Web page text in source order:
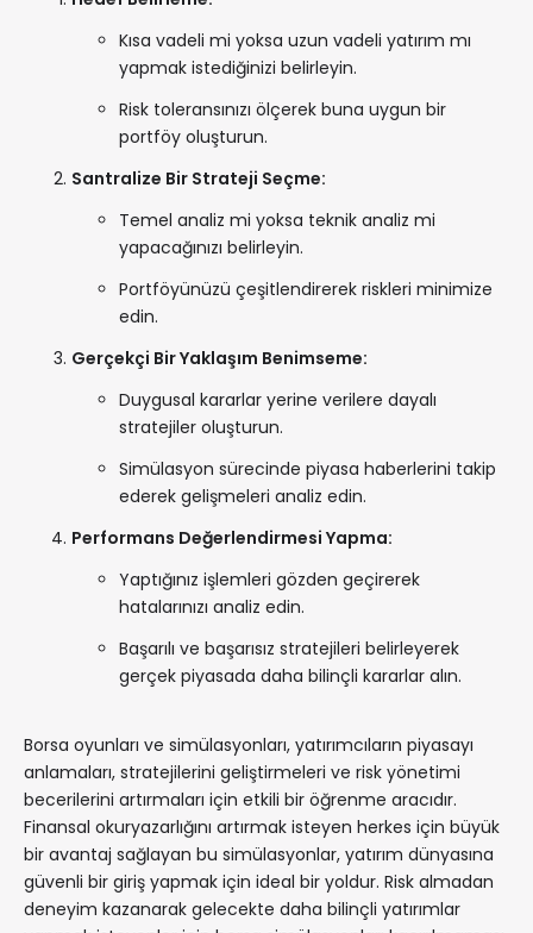
Kısa vadeli mi yoksa uzun vadeli yatırım mı
yapmak istediğinizi belirleyin.
Risk toleransınızı ölçerek buna uygun bir
portföy oluşturun.
Santralize Bir Strateji Seçme:
Temel analiz mi yoksa teknik analiz mi
yapacağınızı belirleyin.
Portföyünüzü çeşitlendirerek riskleri minimize
edin.
Gerçekçi Bir Yaklaşım Benimseme:
Duygusal kararlar yerine verilere dayalı
stratejiler oluşturun.
Simülasyon sürecinde piyasa haberlerini takip
ederek gelişmeleri analiz edin.
Performans Değerlendirmesi Yapma:
Yaptığınız işlemleri gözden geçirerek
hatalarınızı analiz edin.
Başarılı ve başarısız stratejileri belirleyerek
gerçek piyasada daha bilinçli kararlar alın.
Borsa oyunları ve simülasyonları, yatırımcıların piyasayı
anlamaları, stratejilerini geliştirmeleri ve risk yönetimi
becerilerini artırmaları için etkili bir öğrenme aracıdır.
Finansal okuryazarlığını artırmak isteyen herkes için büyük
bir avantaj sağlayan bu simülasyonlar, yatırım dünyasına
güvenli bir giriş yapmak için ideal bir yoldur. Risk almadan
deneyim kazanarak gelecekte daha bilinçli yatırımlar